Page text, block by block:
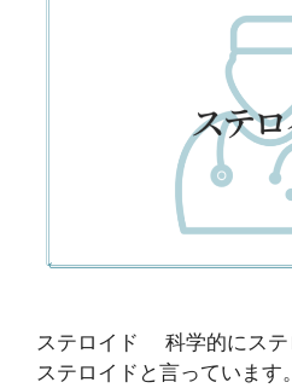
ステロイド 科学的にステ
ステロイドと言っていま